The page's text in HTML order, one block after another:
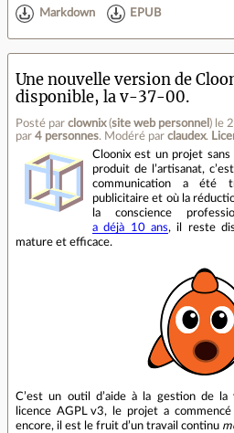
Markdown EPUB
Une nouvelle version de
disponible, la v-37-00.
Posté par clownix(site web personnel ) le
par 4 personnes. Modéré par claudex.
Cloonix est un projet
produit de l’artisanat,
communication a été
publicitaire et où la
la conscience
a déjà 10 ans, il reste
mature et efficace.
C’est un outil d’aide à la gestion de la
licence AGPL v3, le projet a
encore, il est le fruit d’un travail continu